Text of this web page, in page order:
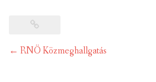
Post
← RNÖ Közmeghallgatás